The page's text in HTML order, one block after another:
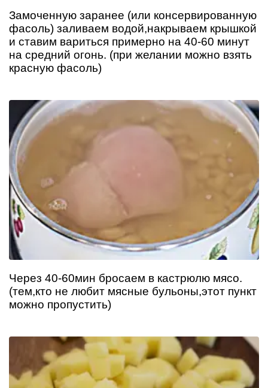
Замоченную заранее (или консервированную
фасоль) заливаем водой,накрываем крышкой
и ставим вариться примерно на 40-60 минут
на средний огонь. (при желании можно взять
красную фасоль)
Через 40-60мин бросаем в кастрюлю мясо.
(тем,кто не любит мясные бульоны,этот пункт
можно пропустить)